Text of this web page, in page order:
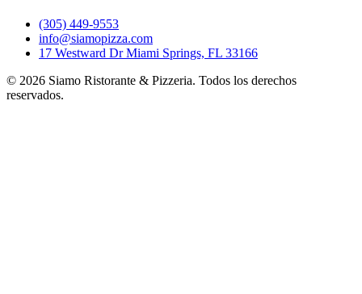
(305) 449-9553
info@siamopizza.com
17 Westward Dr Miami Springs, FL 33166
© 2026 Siamo Ristorante & Pizzeria. Todos los derechos
reservados.